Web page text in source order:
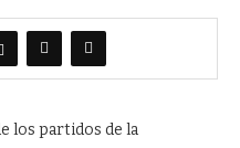
los partidos de la